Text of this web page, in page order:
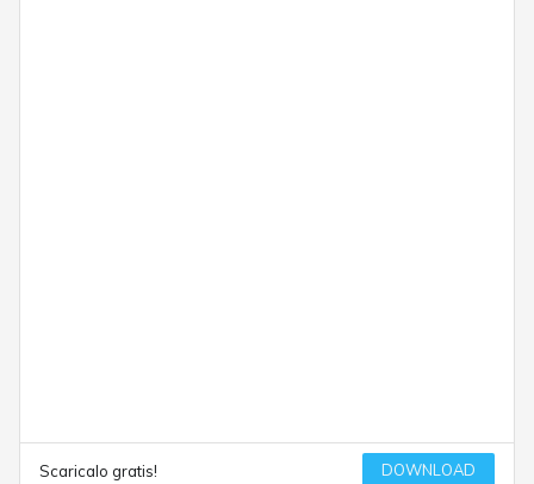
Scaricalo gratis! DOWNLOAD